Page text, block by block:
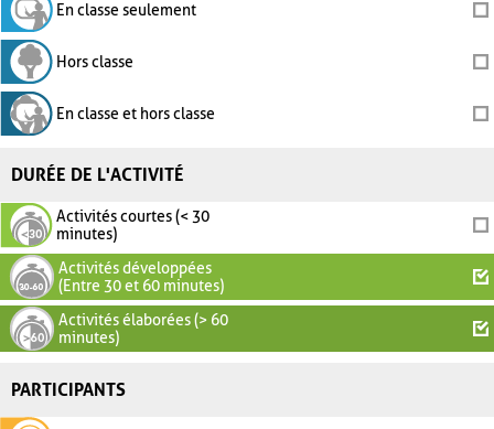
En classe seulement
Hors classe
En classe et hors classe
DURÉE DE L'ACTIVITÉ
Activités courtes (< 30
minutes)
Activités développées
(Entre 30 et 60 minutes)
Activités élaborées (> 60
minutes)
PARTICIPANTS